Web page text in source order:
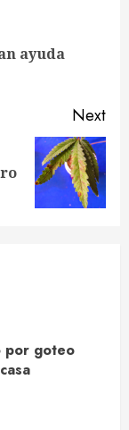
ayuda
Next
por goteo